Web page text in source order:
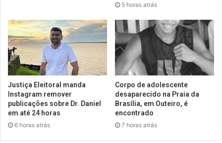
5 horas atrás
Justiça Eleitoral manda
Instagram remover
publicações sobre Dr. Daniel
em até 24 horas
6 horas atrás
Corpo de adolescente
desaparecido na Praia da
Brasília, em Outeiro, é
encontrado
7 horas atrás